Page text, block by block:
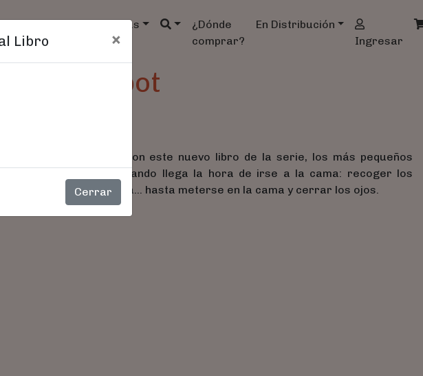
Agendas
¿Dónde
comprar?
En Distribución
Ingresar
Libro ×
Cerrar
Spot
de irse a dormir? Con este nuevo libro de la serie, los más pequeños
a Spot en su rutina cuando llega la hora de irse a la cama: recoger los
un beso a su familia... hasta meterse en la cama y cerrar los ojos.